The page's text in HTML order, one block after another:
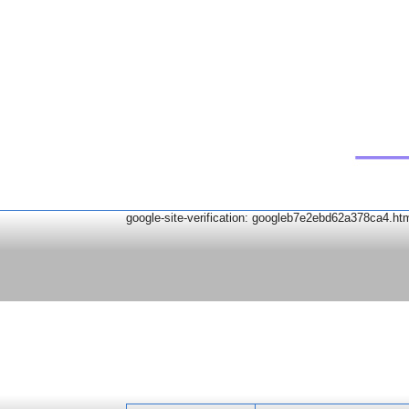
google-site-verification: